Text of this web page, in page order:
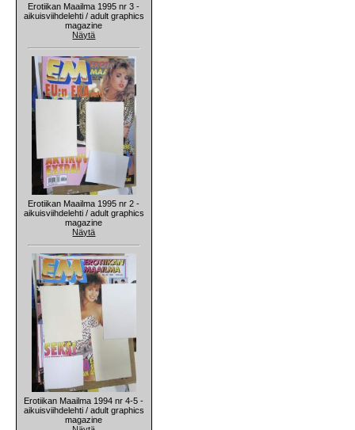
Erotiikan Maailma 1995 nr 3 -
aikuisviihdelehti / adult graphics
magazine
Näytä
Erotiikan Maailma 1995 nr 2 -
aikuisviihdelehti / adult graphics
magazine
Näytä
Erotiikan Maailma 1994 nr 4-5 -
aikuisviihdelehti / adult graphics
magazine